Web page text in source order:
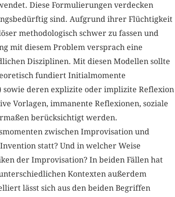
Diese Formulierungen verdecken
sind. Aufgrund ihrer Flüchtigkeit
methodologisch schwer zu fassen und
mit diesem Problem versprach eine
Disziplinen. Mit diesen Modellen sollte
fundiert Initialmomente
deren explizite oder implizite Reflexion
Vorlagen, immanente Reflexionen, soziale
berücksichtigt werden.
zwischen Improvisation und
statt? Und in welcher Weise
der Improvisation? In beiden Fällen hat
Kontexten außerdem
lässt sich aus den beiden Begriffen